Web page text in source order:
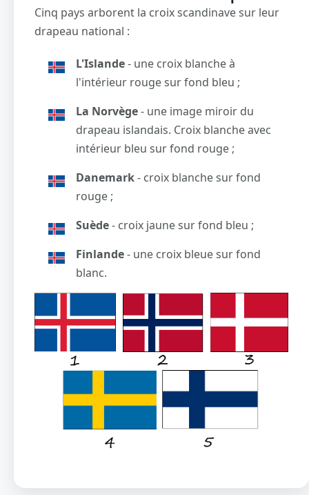
Cinq pays arborent la croix scandinave sur leur
drapeau national :
L'Islande- une croix blanche à
l'intérieur rouge sur fond bleu ;
La Norvège- une image miroir du
drapeau islandais. Croix blanche avec
intérieur bleu sur fond rouge ;
Danemark- croix blanche sur fond
rouge ;
Suède- croix jaune sur fond bleu ;
Finlande- une croix bleue sur fond
blanc.